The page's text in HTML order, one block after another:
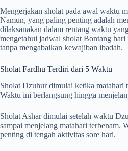
Mengerjakan sholat pada awal waktu
Namun, yang paling penting adalah
dilaksanakan dalam rentang waktu
mengetahui jadwal sholat Bontang
tanpa mengabaikan kewajiban ibadah.
Sholat Fardhu Terdiri dari 5 Waktu
Sholat Dzuhur dimulai ketika matahari
Waktu ini berlangsung hingga
Sholat Ashar dimulai setelah waktu
sampai menjelang matahari terbenam.
penting di tengah aktivitas sore hari.